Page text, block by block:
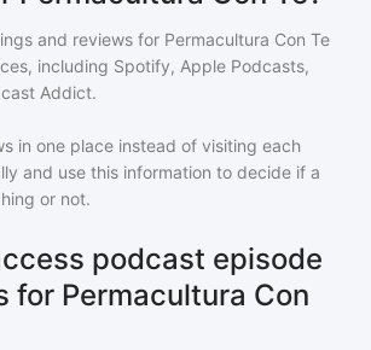
and reviews for Permacultura Con Te
including Spotify, Apple Podcasts,
Addict.
in one place instead of visiting each
and use this information to decide if a
or not.
podcast episode
for Permacultura Con